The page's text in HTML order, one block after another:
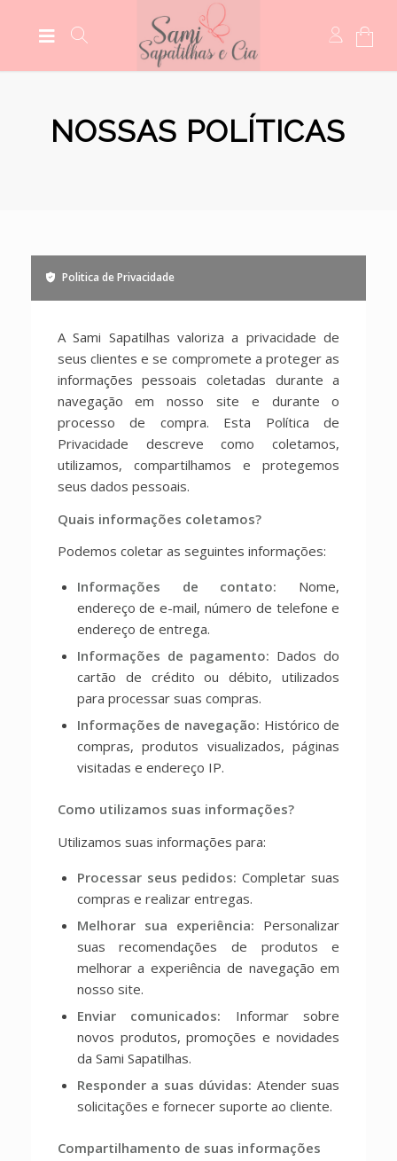
NOSSAS POLÍTICAS
Politica de Privacidade
A Sami Sapatilhas valoriza a privacidade de
seus clientes e se compromete a proteger as
informações pessoais coletadas durante a
navegação em nosso site e durante o
processo de compra. Esta Política de
Privacidade descreve como coletamos,
utilizamos, compartilhamos e protegemos
seus dados pessoais.
Quais informações coletamos?
Podemos coletar as seguintes informações:
Informações de contato: Nome,
endereço de e-mail, número de telefone e
endereço de entrega.
Informações de pagamento: Dados do
cartão de crédito ou débito, utilizados
para processar suas compras.
Informações de navegação: Histórico de
compras, produtos visualizados, páginas
visitadas e endereço IP.
Como utilizamos suas informações?
Utilizamos suas informações para:
Processar seus pedidos: Completar suas
compras e realizar entregas.
Melhorar sua experiência: Personalizar
suas recomendações de produtos e
melhorar a experiência de navegação em
nosso site.
Enviar comunicados: Informar sobre
novos produtos, promoções e novidades
da Sami Sapatilhas.
Responder a suas dúvidas: Atender suas
solicitações e fornecer suporte ao cliente.
Compartilhamento de suas informações